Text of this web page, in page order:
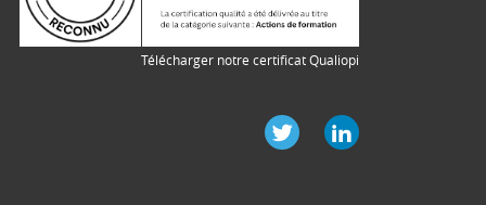
Télécharger notre certificat Qualiopi